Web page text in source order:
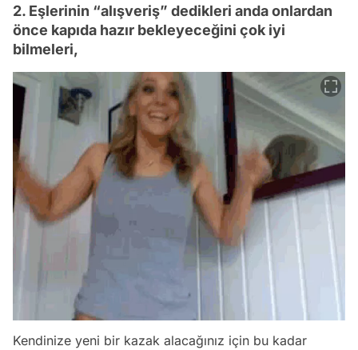
2. Eşlerinin “alışveriş” dedikleri anda onlardan
önce kapıda hazır bekleyeceğini çok iyi
bilmeleri,
Kendinize yeni bir kazak alacağınız için bu kadar